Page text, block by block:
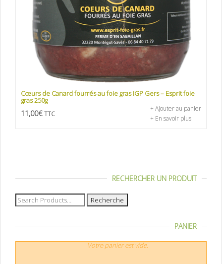
Cœurs de Canard fourrés au foie gras IGP Gers – Esprit foie
gras 250g
11,00€ TTC
+ Ajouter au panier
+ En savoir plus
RECHERCHER UN PRODUIT
Recherche
pour :
PANIER
Votre panier est vide.